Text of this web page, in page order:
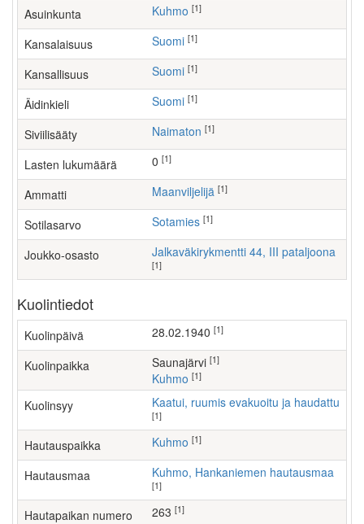
Asuinkunta Kuhmo [1]
Kansalaisuus Suomi [1]
Kansallisuus Suomi [1]
Äidinkieli Suomi [1]
Siviilisääty Naimaton [1]
Lasten lukumäärä [1]
Ammatti maanviljelijä [1]
Sotilasarvo Sotamies [1]
Joukko-osasto Jalkaväkirykmentti 44, III pataljoona
[1]
Kuolintiedot
Kuolinpäivä 28.02.1940 [1]
Kuolinpaikka Saunajärvi [1]
Kuhmo [1]
Kuolinsyy Kaatui, ruumis evakuoitu ja haudattu
[1]
Hautauspaikka Kuhmo [1]
Hautausmaa Kuhmo, Hankaniemen hautausmaa
[1]
Hautapaikan numero 263 [1]